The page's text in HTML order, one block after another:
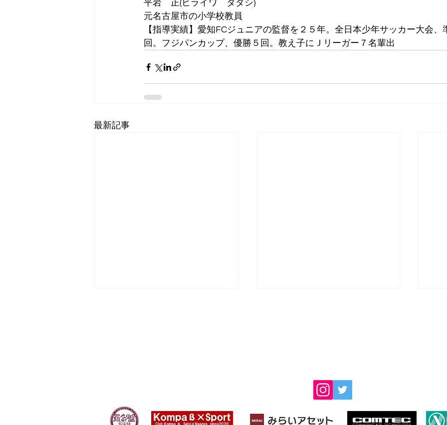
平岩　正(ヒライワ　タダシ)
元名古屋市の小学校教員
【指導実績】愛知FCジュニアの監督を２５年。全日本少年サッカー大会、
回。フジパンカップ、優勝５回。教え子にＪリーガー７名輩出
最新記事
室】
【7/26開催】パパ・ママも本
気で笑える！親子で遊ぶ「ゆ
るゆるファミリー個サル」参